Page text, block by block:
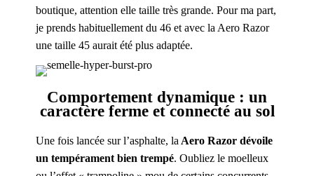
boutique, attention elle taille très grande. Pour ma part,
je prends habituellement du 46 et avec la Aero Razor
une taille 45 aurait été plus adaptée.
Comportement dynamique : un
caractère ferme et connecté au sol
Une fois lancée sur l’asphalte, la Aero Razor dévoile
un tempérament bien trempé. Oubliez le moelleux